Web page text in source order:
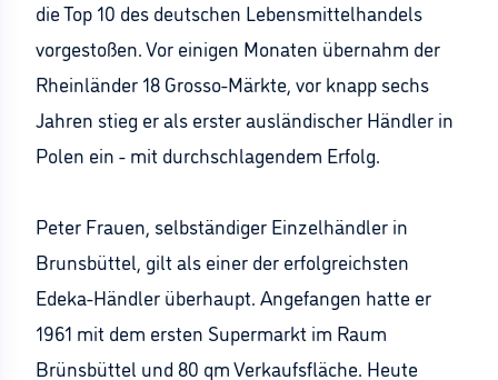
die Top 10 des deutschen Lebensmittelhandels
vorgestoßen. Vor einigen Monaten übernahm der
Rheinländer 18 Grosso-Märkte, vor knapp sechs
Jahren stieg er als erster ausländischer Händler in
Polen ein - mit durchschlagendem Erfolg.
Peter Frauen, selbständiger Einzelhändler in
Brunsbüttel, gilt als einer der erfolgreichsten
Edeka-Händler überhaupt. Angefangen hatte er
1961 mit dem ersten Supermarkt im Raum
Brünsbüttel und 80 qm Verkaufsfläche. Heute